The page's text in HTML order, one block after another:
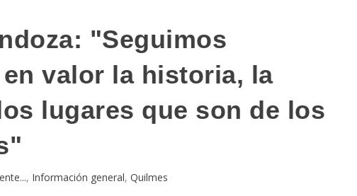
"Seguimos
valor la historia, la
lugares que son de los
, Información general, Quilmes